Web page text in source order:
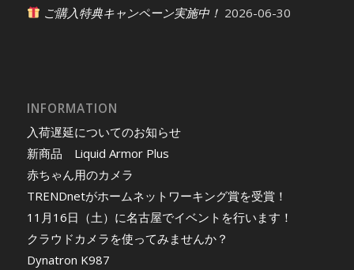
ご購入特典キャンペーン実施中！ 2026-06-30
INFORMATION
入荷遅延についてのお知らせ
新商品 Liquid Armor Plus
赤ちゃん用のカメラ
TRENDnetがホームネットワーキング賞を受賞！
11月16日（土）に名古屋でイベントを行います！
クラウドカメラを使ってみませんか？
Dynatron K987